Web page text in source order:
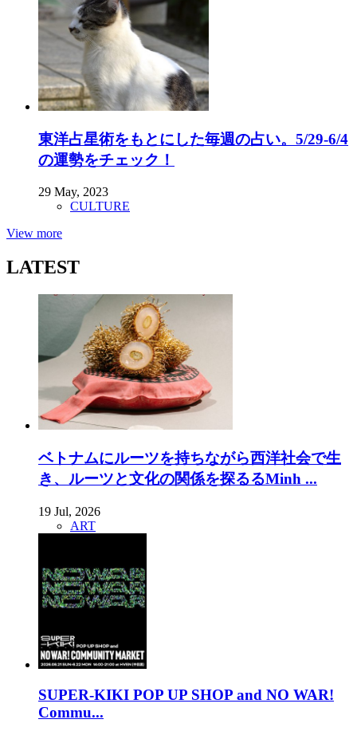
東洋占星術をもとにした毎週の占い。5/29-6/4
の運勢をチェック！
29 May, 2023
CULTURE
View more
LATEST
ベトナムにルーツを持ちながら西洋社会で生
き、ルーツと文化の関係を探るるMinh ...
19 Jul, 2026
ART
SUPER-KIKI POP UP SHOP and NO WAR!
Commu...